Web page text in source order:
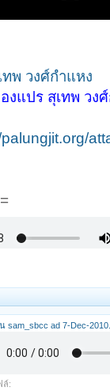
ทพ วงศ์กำแหง
งแปร สุเทพ วง
palungjit.org/
sam_sbcc ad 7-Dec-
ล์: